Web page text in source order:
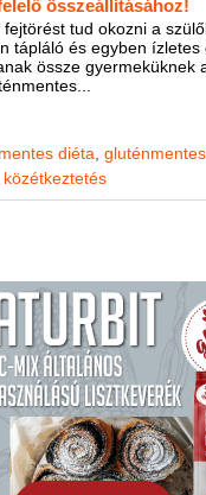
összeállításához!
fejtörést tud okozni a
tápláló és egyben ízletes
össze gyermeküknek
diéta,
közétkeztetés